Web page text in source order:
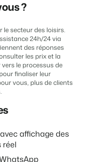
méritent.
multiples.
d'hôtes et pensions.
ouverte.
réglementations en
?
secteur des loisirs.
24h/24 via
des réponses
les prix et la
le processus de
finaliser leur
vous, plus de clients
affichage des
réel